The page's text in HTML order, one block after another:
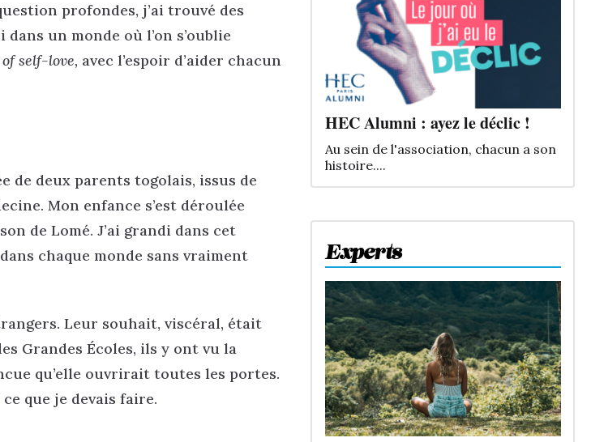
profondes, j’ai trouvé des
un monde où l’on s’oublie
self-love, avec l’espoir d’aider chacun
de deux parents togolais, issus de
Mon enfance s’est déroulée
de Lomé. J’ai grandi dans cet
chaque monde sans vraiment
Leur souhait, viscéral, était
Grandes Écoles, ils y ont vu la
qu’elle ouvrirait toutes les portes.
que je devais faire.
Experts
HEC Alumni : ayez le déclic !
Au sein de l'association, chacun a son
histoire....